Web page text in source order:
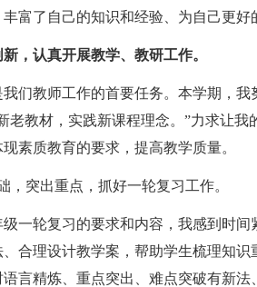
富了自己的知识和经验、为自己更好
，认真开展教学、教研工作。
教师工作的首要任务。本学期，我
老教材，实践新课程理念。”力求让
素质教育的要求，提高教学质量。
突出重点，抓好一轮复习工作。
轮复习的要求和内容，我感到时间
合理设计教学案，帮助学生梳理知
言精炼、重点突出、难点突破有新